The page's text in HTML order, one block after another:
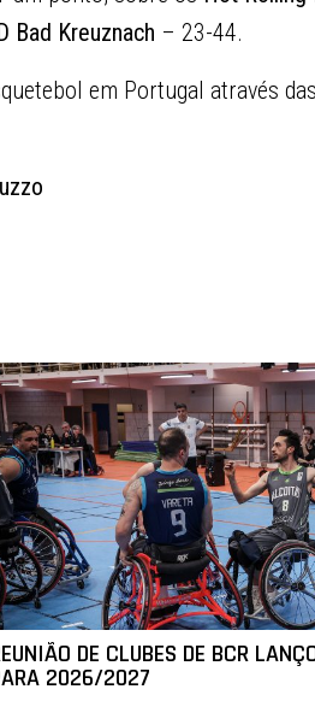
Bad Kreuznach – 23-44.
em Portugal através
DE CLUBES DE BCR
2026/2027